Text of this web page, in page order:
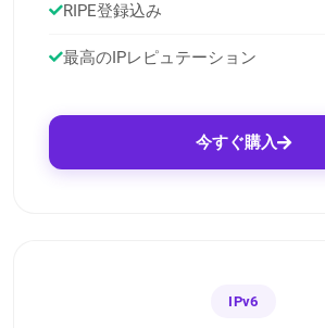
RIPE登録込み
最高のIPレピュテーション
今すぐ購入
IPv6